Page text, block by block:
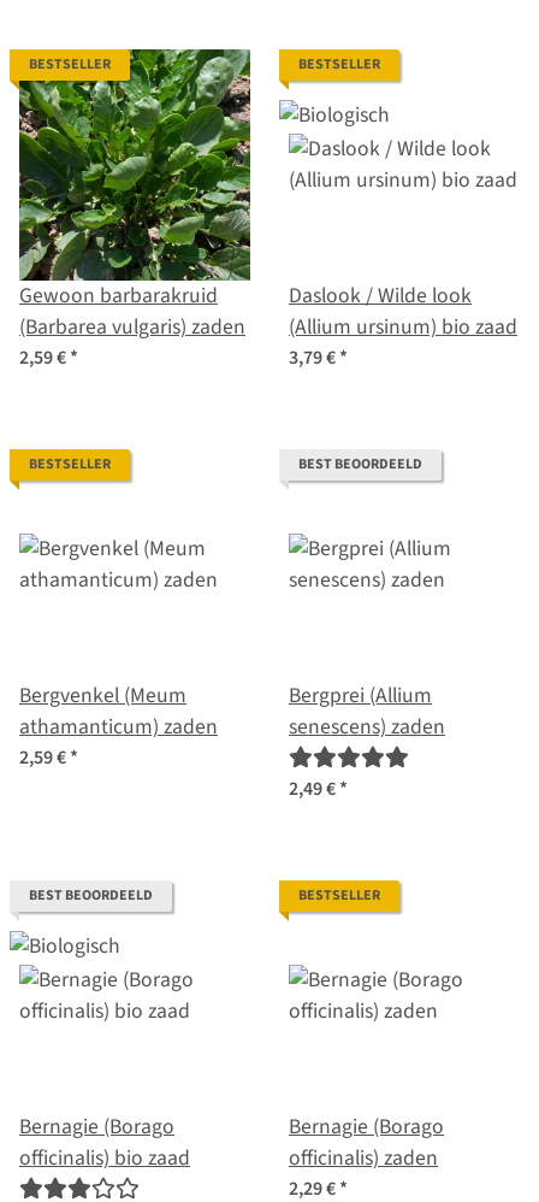
BESTSELLER
Gewoon barbarakruid
(Barbarea vulgaris) zaden
2,59 €*
BESTSELLER
Daslook / Wilde look
(Allium ursinum) bio zaad
3,79 €*
BESTSELLER
Bergvenkel (Meum
athamanticum) zaden
2,59 €*
BEST BEOORDEELD
Bergprei (Allium
senescens) zaden
2,49 €*
BEST BEOORDEELD
Bernagie (Borago
officinalis) bio zaad
BESTSELLER
Bernagie (Borago
officinalis) zaden
2,29 €*